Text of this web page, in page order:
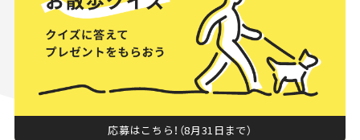
応募はこちら！（8月31日まで）